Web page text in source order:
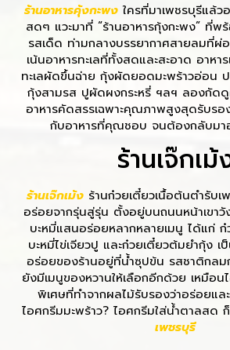
ร้านอาหารคุ้งกะพง ใครที่มาเพชรบุรีแล้ว
สดๆ แวะมาที่ “ร้านอาหารกุ้งกะพง” ที่พร้
รสเด็ด ท่ามกลางบรรยากาศสายลมที่ผ่
เน้นอาหารทะเลที่ทั้งสดและสะอาด อาหา
ทะเลผัดขึ้นฉ่าย กุ้งผัดยอดมะพร้าวอ่อน
กุ้งสามรส ปูผัดผงกระหรี่ ฯลฯ ลองกัด
อาหารคัดสรรเฉพาะคุณภาพสูงสุดรับรอ
กับอาหารที่คุณชอบ จนต้องกลับม
ร้านเจ๊กเม้
ร้านเจ๊กเม้งร้านก๋วยเตี๋ยวเนื้อต้นตำรับเ
อร่อยจากรุ่นสู่รุ่น ตั้งอยู่บนถนนหน้าเขา
บะหมี่แสนอร่อยหลากหลายเมนู ได้แก่ ก๋
บะหมี่ไข่เจียวปู และก๋วยเตี๋ยวต้มยำกุ้ง เ
อร่อยของร้านอยู่ที่น้ำซุปข้น รสชาติกล
ยังมีเมนูของหวานให้เลือกอีกด้วย เหมือ
พิเศษที่ทำจากผลไม้รับรองว่าอร่อยแล
ไอศกรีมมะพร้าว? ไอศกรีมใส่น้ำตาลสด
เพชรบุรี